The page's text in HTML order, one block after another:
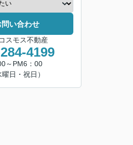
い合わせ
スモス不動産
4199
～PM6：00
曜日・祝日）